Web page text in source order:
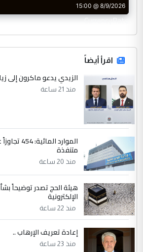
CurrencyRate
اقرأ أيضاً
الزيدي يدعو ماكرون إلى
منذ 21 ساعة
الموارد
متنفذة
منذ 20 ساعة
هيئة الحج تصدر توضيحاً
الإلكترونية
منذ 22 ساعة
إعادة تعريف الإرهاب ..
منذ 23 ساعة